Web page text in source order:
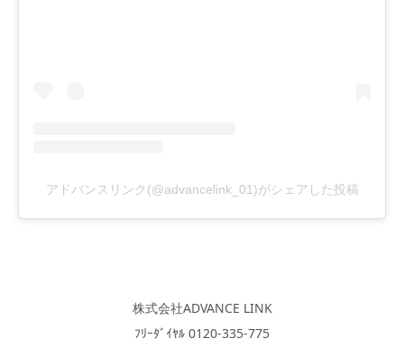
アドバンスリンク(@advancelink_01)がシェアした投稿
株式会社ADVANCE LINK
ﾌﾘｰﾀﾞｲﾔﾙ 0120-335-775